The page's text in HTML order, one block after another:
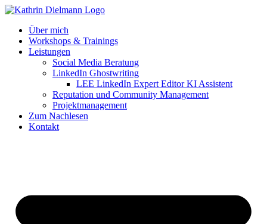
Zum
springenÜber mich
Workshops & Trainings
Leistungen
Social Media Beratung
LinkedIn Ghostwriting
LEE LinkedIn Expert Editor KI Assistent
Reputation und Community Management
Projektmanagement
Zum Nachlesen
Kontakt